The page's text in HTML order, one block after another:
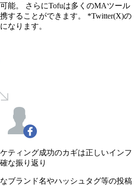
能。 さらにTofuは多くのMAツール
することができます。 *Twitter(X)の
なります。
ティング成功のカギは正しいインフ
な振り返り
ブランド名やハッシュタグ等の投稿